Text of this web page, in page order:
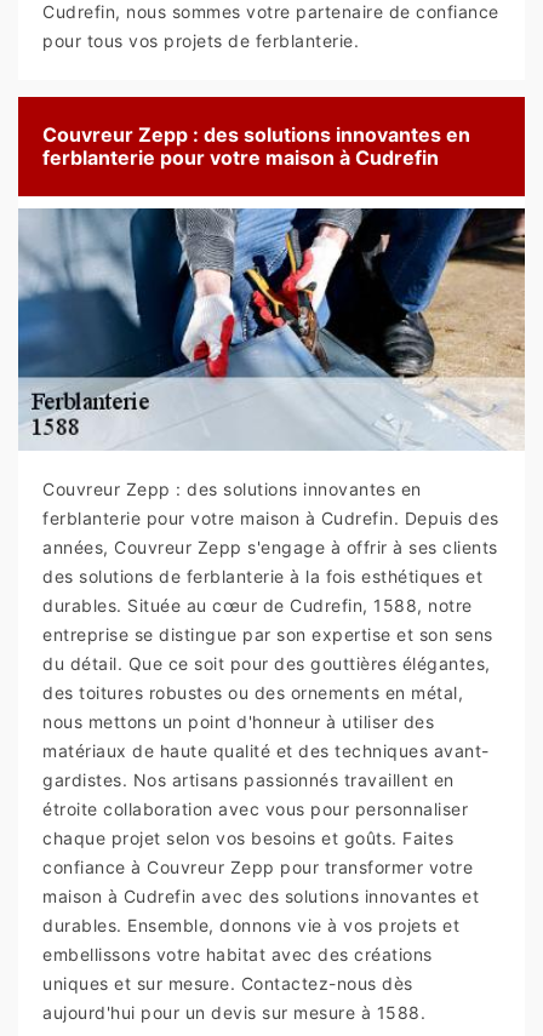
Cudrefin, nous sommes votre partenaire de confiance
pour tous vos projets de ferblanterie.
Couvreur Zepp : des solutions innovantes en
ferblanterie pour votre maison à Cudrefin
Couvreur Zepp : des solutions innovantes en
ferblanterie pour votre maison à Cudrefin. Depuis des
années, Couvreur Zepp s'engage à offrir à ses clients
des solutions de ferblanterie à la fois esthétiques et
durables. Située au cœur de Cudrefin, 1588, notre
entreprise se distingue par son expertise et son sens
du détail. Que ce soit pour des gouttières élégantes,
des toitures robustes ou des ornements en métal,
nous mettons un point d'honneur à utiliser des
matériaux de haute qualité et des techniques avant-
gardistes. Nos artisans passionnés travaillent en
étroite collaboration avec vous pour personnaliser
chaque projet selon vos besoins et goûts. Faites
confiance à Couvreur Zepp pour transformer votre
maison à Cudrefin avec des solutions innovantes et
durables. Ensemble, donnons vie à vos projets et
embellissons votre habitat avec des créations
uniques et sur mesure. Contactez-nous dès
aujourd'hui pour un devis sur mesure à 1588.